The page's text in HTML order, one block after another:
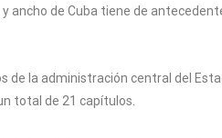
ancho de Cuba tiene de
de la administración central del
total de 21 capítulos.